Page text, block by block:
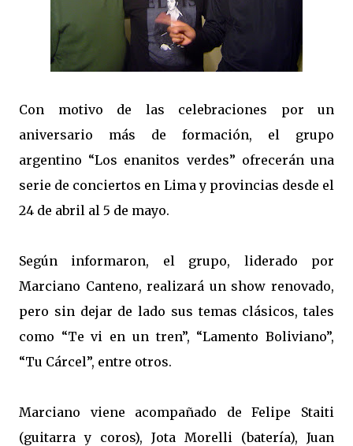
Con motivo de las celebraciones por un
aniversario más de formación, el grupo
argentino “Los enanitos verdes” ofrecerán una
serie de conciertos en Lima y provincias desde el
24 de abril al 5 de mayo.
Según informaron, el grupo, liderado por
Marciano Canteno, realizará un show renovado,
pero sin dejar de lado sus temas clásicos, tales
como “Te vi en un tren”, “Lamento Boliviano”,
“Tu Cárcel”, entre otros.
Marciano viene acompañado de Felipe Staiti
(guitarra y coros), Jota Morelli (batería), Juan